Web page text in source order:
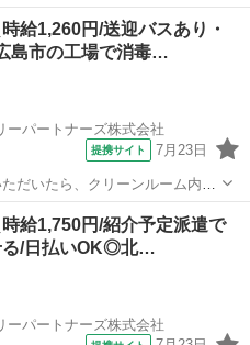
搬作業《お仕事No.1A023》 お
、輸送用車両の部品を製造しま
その他
給1,260円/送迎バスあり・
島市の工場で消毒…
ーパートナーズ株式会社
提携サイト 7月23日
いたら、クリーンルーム内で
ボトルの移動作業やラベル貼付
おまかせします ★丁寧な指導や
工場
時給1,750円/紹介予定派遣で
る/日払いOK◎北…
ーパートナーズ株式会社